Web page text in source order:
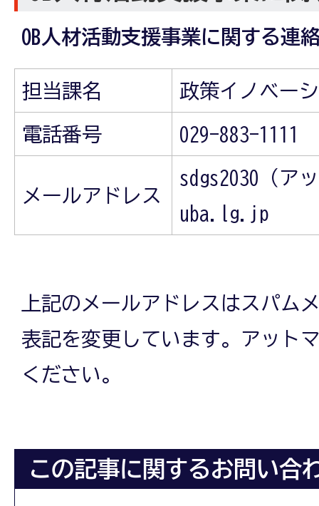
OB人材活動支援事業に関する連
担当課名 政策イノベー
電話番号 029-883-1111
メールアドレス
sdgs2030（ア
uba.lg.jp
上記のメールアドレスはスパム
表記を変更しています。アット
ください。
この記事に関するお問い合